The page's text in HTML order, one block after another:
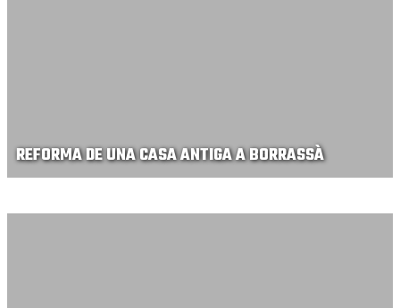
REFORMA DE UNA CASA ANTIGA A BORRASSÀ